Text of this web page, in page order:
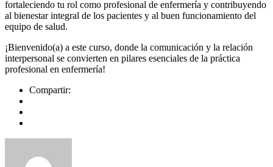
fortaleciendo tu rol como profesional de enfermería y contribuyendo
al bienestar integral de los pacientes y al buen funcionamiento del
equipo de salud.
¡Bienvenido(a) a este curso, donde la comunicación y la relación
interpersonal se convierten en pilares esenciales de la práctica
profesional en enfermería!
Compartir: